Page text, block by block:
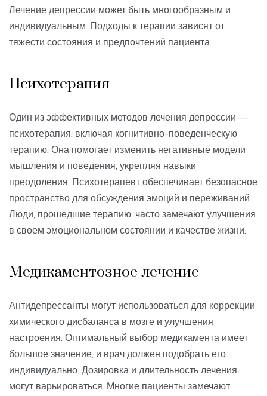
Лечение депрессии может быть многообразным и
индивидуальным. Подходы к терапии зависят от
тяжести состояния и предпочтений пациента.
Психотерапия
Один из эффективных методов лечения депрессии —
психотерапия, включая когнитивно-поведенческую
терапию. Она помогает изменить негативные модели
мышления и поведения, укрепляя навыки
преодоления. Психотерапевт обеспечивает безопасное
пространство для обсуждения эмоций и переживаний.
Люди, прошедшие терапию, часто замечают улучшения
в своем эмоциональном состоянии и качестве жизни.
Медикаментозное лечение
Антидепрессанты могут использоваться для коррекции
химического дисбаланса в мозге и улучшения
настроения. Оптимальный выбор медикамента имеет
большое значение, и врач должен подобрать его
индивидуально. Дозировка и длительность лечения
могут варьироваться. Многие пациенты замечают